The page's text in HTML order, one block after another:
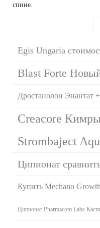
спине.
Egis Ungaria
Blast Forte
Дростанолон Энантат
Creacore
Strombaject
Ципионат
Купить Mechano
Ципионат Pharmacom Labs